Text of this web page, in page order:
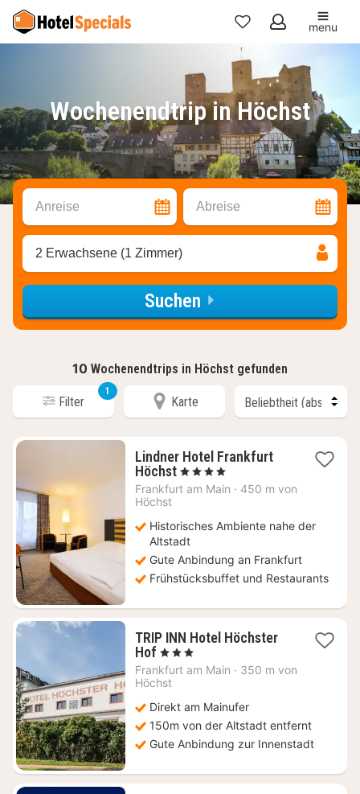
Meine
Favoriten
menu
Wochenendtrip in Höchst
Anreise Abreise
2 Erwachsene (1 Zimmer)
Suchen
10 Wochenendtrips in Höchst gefunden
Filter
1
Karte
Lindner Hotel Frankfurt
Höchst2
Nächte
€
, 4 Sterne
Frankfurt am Main · 450 m von
Höchst
Historisches Ambiente nahe der
Altstadt
Gute Anbindung an Frankfurt
Frühstücksbuffet und Restaurants
TRIP INN Hotel Höchster
Hof 2
Nächte
ab
€
, 3 Sterne
Frankfurt am Main · 350 m von
Höchst
Direkt am Mainufer
150m von der Altstadt entfernt
Gute Anbindung zur Innenstadt